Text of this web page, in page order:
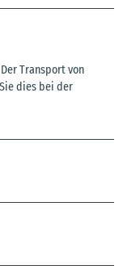
Transport von
dies bei der